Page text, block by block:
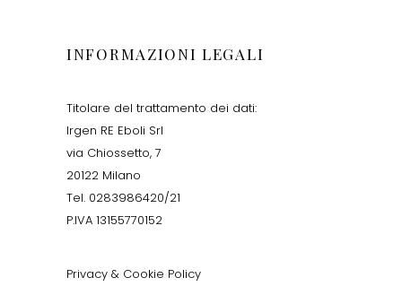
INFORMAZIONI LEGALI
Titolare del trattamento dei dati:
Irgen RE Eboli Srl
via Chiossetto, 7
20122 Milano
Tel. 0283986420/21
P.IVA 13155770152
Privacy & Cookie Policy